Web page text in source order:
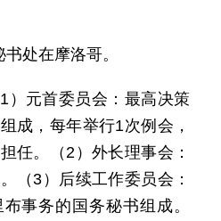
书处在摩洛哥。
1）元首委员会：最高决策
成，每年举行1次例会，
任。（2）外长理事会：
（3）后续工作委员会：
事务的国务秘书组成。